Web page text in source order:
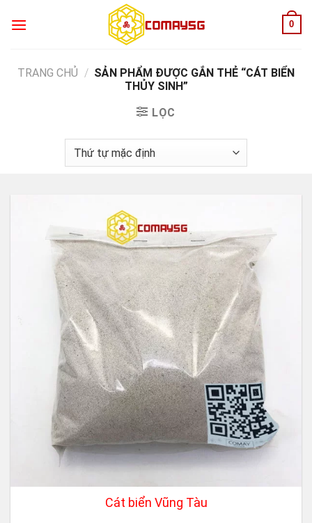
0
TRANG CHỦ / SẢN PHẨM ĐƯỢC GẮN THẺ “CÁT BIỂN
THỦY SINH”
LỌC
Cát biển Vũng Tàu